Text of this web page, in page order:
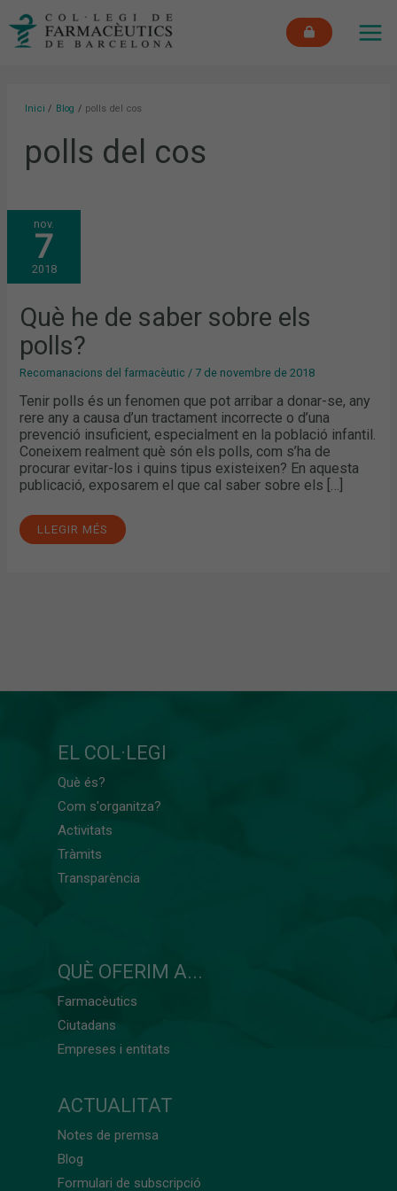
Inici Blog polls del cos
polls del cos
nov.
7
2018
Què he de saber sobre els
polls?
Recomanacions del farmacèutic / 7 de novembre de 2018
Tenir polls és un fenomen que pot arribar a donar-se, any
rere any a causa d’un tractament incorrecte o d’una
prevenció insuficient, especialment en la població infantil.
Coneixem realment què són els polls, com s’ha de
procurar evitar-los i quins tipus existeixen? En aquesta
publicació, exposarem el que cal saber sobre els […]
QUÈ
HE
DE
SABER
SOBRE
ELS
POLLS?
LLEGIR MÉS
EL COL·LEGI
Què és?
Com s'organitza?
Activitats
Tràmits
Transparència
QUÈ OFERIM A...
Farmacèutics
Ciutadans
Empreses i entitats
ACTUALITAT
Notes de premsa
Blog
Formulari de subscripció